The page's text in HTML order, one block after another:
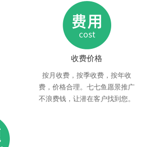
收费价格
按月收费，按季收费，按年收
费，价格合理。七七鱼愿景推广
不浪费钱，让潜在客户找到您。